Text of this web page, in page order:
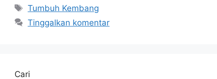
Tag
Tumbuh Kembang
Tinggalkan komentar
Cari